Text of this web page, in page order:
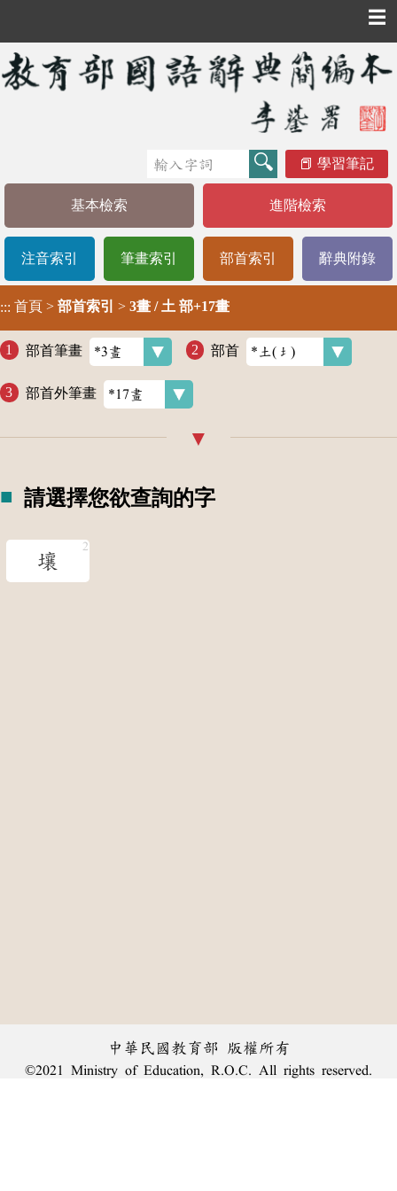
☰
學習筆記
基本檢索 進階檢索
注音索引 筆畫索引 部首索引 辭典附錄
::: 首頁 > 部首索引 > 3畫 / 土 部+17畫
部首筆畫 部首
部首外筆畫
請選擇您欲查詢的字
壤
中華民國教育部 版權所有
©2021 Ministry of Education, R.O.C. All rights reserved.